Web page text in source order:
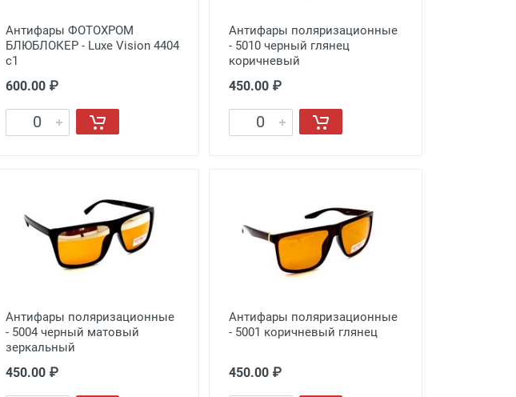
Антифары ФОТОХРОМ
БЛЮБЛОКЕР - Luxe Vision 4404
с1
600.00 ₽
Антифары поляризационные
- 5010 черный глянец
коричневый
450.00 ₽
Антифары поляризационные
- 5004 черный матовый
зеркальный
450.00 ₽
Антифары поляризационные
- 5001 коричневый глянец
450.00 ₽